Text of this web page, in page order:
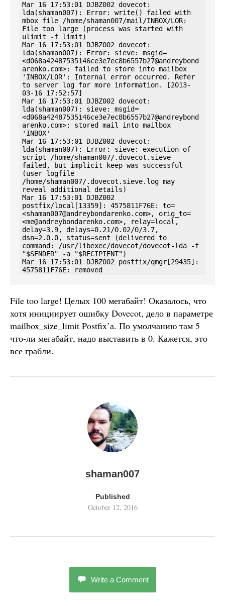
Mar 16 17:53:01 DJBZ002 dovecot:
lda(shaman007): Error: write() failed with
mbox file /home/shaman007/mail/INBOX/LOR:
File too large (process was started with
ulimit -f limit)
Mar 16 17:53:01 DJBZ002 dovecot:
lda(shaman007): Error: sieve: msgid=
<d068a42487535146ce3e7ec8b6557b27@andreybond
arenko.com>: failed to store into mailbox
'INBOX/LOR': Internal error occurred. Refer
to server log for more information. [2013-
03-16 17:52:57]
Mar 16 17:53:01 DJBZ002 dovecot:
lda(shaman007): sieve: msgid=
<d068a42487535146ce3e7ec8b6557b27@andreybond
arenko.com>: stored mail into mailbox
'INBOX'
Mar 16 17:53:01 DJBZ002 dovecot:
lda(shaman007): Error: sieve: execution of
script /home/shaman007/.dovecot.sieve
failed, but implicit keep was successful
(user logfile
/home/shaman007/.dovecot.sieve.log may
reveal additional details)
Mar 16 17:53:01 DJBZ002
postfix/local[13359]: 4575811F76E: to=
<shaman007@andreybondarenko.com>, orig_to=
<me@andreybondarenko.com>, relay=local,
delay=3.9, delays=0.21/0.02/0/3.7,
dsn=2.0.0, status=sent (delivered to
command: /usr/libexec/dovecot/dovecot-lda -f
"$SENDER" -a "$RECIPIENT")
Mar 16 17:53:01 DJBZ002 postfix/qmgr[29435]:
4575811F76E: removed
File too large! Целых 100 мегабайт! Оказалось, что
хотя инициирует ошибку Dovecot, дело в параметре
mailbox_size_limit Postfix’а. По умолчанию там 5
что-ли мегабайт, надо выставить в 0. Кажется, это
все грабли.
shaman007
Published
October 12, 2016
Write a Comment